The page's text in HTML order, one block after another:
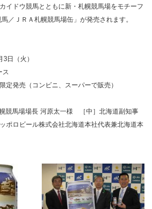
イドウ競馬とともに新・札幌競馬場をモチーフ
／ＪＲＡ札幌競馬場缶」が発売されます。
日（火）
ス
定発売（コンビニ、スーパーで販売）
競馬場場長 河原太一様 ［中］北海道副知事
ポロビール株式会社北海道本社代表兼北海道本